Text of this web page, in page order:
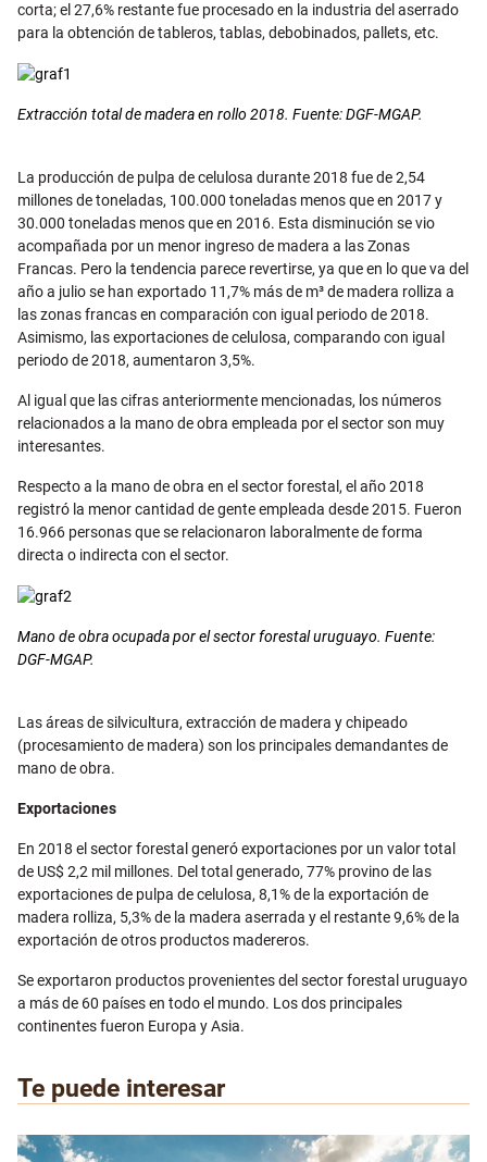
corta; el 27,6% restante fue procesado en la industria del aserrado
para la obtención de tableros, tablas, debobinados, pallets, etc.
Extracción total de madera en rollo 2018. Fuente: DGF-MGAP.
La producción de pulpa de celulosa durante 2018 fue de 2,54
millones de toneladas, 100.000 toneladas menos que en 2017 y
30.000 toneladas menos que en 2016. Esta disminución se vio
acompañada por un menor ingreso de madera a las Zonas
Francas. Pero la tendencia parece revertirse, ya que en lo que va del
año a julio se han exportado 11,7% más de m³ de madera rolliza a
las zonas francas en comparación con igual periodo de 2018.
Asimismo, las exportaciones de celulosa, comparando con igual
periodo de 2018, aumentaron 3,5%.
Al igual que las cifras anteriormente mencionadas, los números
relacionados a la mano de obra empleada por el sector son muy
interesantes.
Respecto a la mano de obra en el sector forestal, el año 2018
registró la menor cantidad de gente empleada desde 2015. Fueron
16.966 personas que se relacionaron laboralmente de forma
directa o indirecta con el sector.
Mano de obra ocupada por el sector forestal uruguayo. Fuente:
DGF-MGAP.
Las áreas de silvicultura, extracción de madera y chipeado
(procesamiento de madera) son los principales demandantes de
mano de obra.
Exportaciones
En 2018 el sector forestal generó exportaciones por un valor total
de US$ 2,2 mil millones. Del total generado, 77% provino de las
exportaciones de pulpa de celulosa, 8,1% de la exportación de
madera rolliza, 5,3% de la madera aserrada y el restante 9,6% de la
exportación de otros productos madereros.
Se exportaron productos provenientes del sector forestal uruguayo
a más de 60 países en todo el mundo. Los dos principales
continentes fueron Europa y Asia.
Te puede interesar